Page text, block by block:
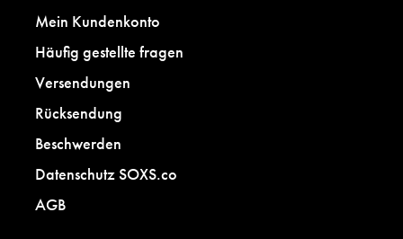
Mein Kundenkonto
Häufig gestellte fragen
Versendungen
Rücksendung
Beschwerden
Datenschutz SOXS.co
AGB